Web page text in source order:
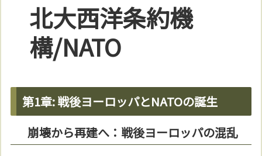
北大西洋条約機
構/NATO
第1章: 戦後ヨーロッパとNATOの誕生
崩壊から再建へ：戦後ヨーロッパの混乱